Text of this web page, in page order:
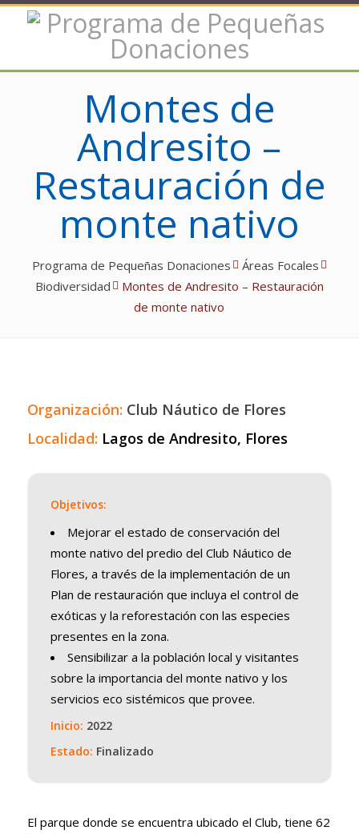
Montes de
Andresito –
Restauración de
monte nativo
Programa de Pequeñas Donaciones
Áreas Focales
Biodiversidad
Montes de Andresito – Restauración
de monte nativo
Organización: Club Náutico de Flores
Localidad: Lagos de Andresito, Flores
Objetivos:
Mejorar el estado de conservación del
monte nativo del predio del Club Náutico de
Flores, a través de la implementación de un
Plan de restauración que incluya el control de
exóticas y la reforestación con las especies
presentes en la zona.
Sensibilizar a la población local y visitantes
sobre la importancia del monte nativo y los
servicios eco sistémicos que provee.
Inicio: 2022
Estado: Finalizado
El parque donde se encuentra ubicado el Club, tiene 62